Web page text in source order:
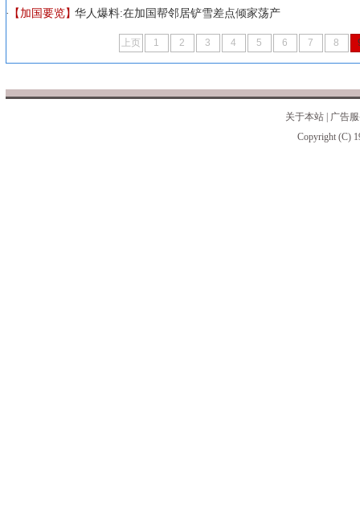
【加国要览】华人爆料:在加国帮邻居铲雪差点倾家荡产
上页 1 2 3 4 5 6 7 8
关于本站
广告
Copyright (C)